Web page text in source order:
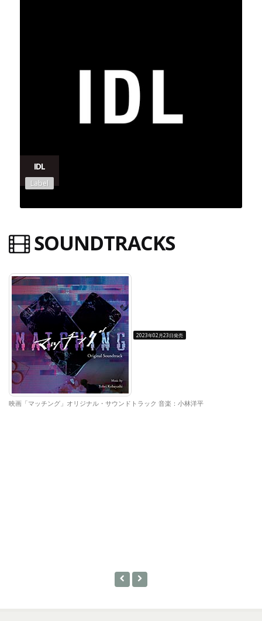
IDL
Label
SOUNDTRACKS
2023年02月23日発売
映画「マッチング」オリジナル・サウンドトラック 音楽：小林洋平